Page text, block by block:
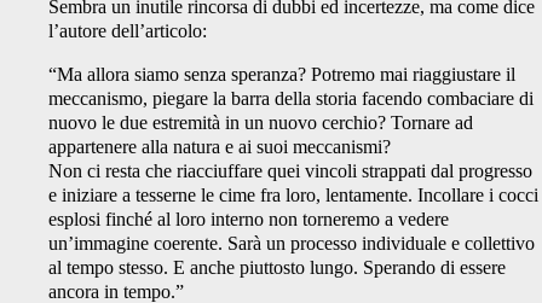
Sembra un inutile rincorsa di dubbi ed incertezze, ma come dice
l’autore dell’articolo:
“Ma allora siamo senza speranza? Potremo mai riaggiustare il
meccanismo, piegare la barra della storia facendo combaciare di
nuovo le due estremità in un nuovo cerchio? Tornare ad
appartenere alla natura e ai suoi meccanismi?
Non ci resta che riacciuffare quei vincoli strappati dal progresso
e iniziare a tesserne le cime fra loro, lentamente. Incollare i cocci
esplosi finché al loro interno non torneremo a vedere
un’immagine coerente. Sarà un processo individuale e collettivo
al tempo stesso. E anche piuttosto lungo. Sperando di essere
ancora in tempo.”